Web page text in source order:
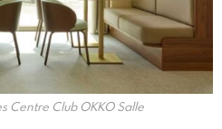
Centre Club OKKO Salle